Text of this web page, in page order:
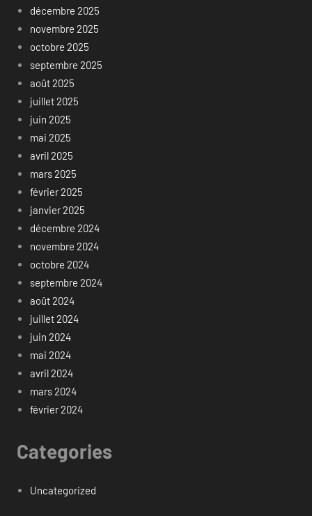
décembre 2025
novembre 2025
octobre 2025
septembre 2025
août 2025
juillet 2025
juin 2025
mai 2025
avril 2025
mars 2025
février 2025
janvier 2025
décembre 2024
novembre 2024
octobre 2024
septembre 2024
août 2024
juillet 2024
juin 2024
mai 2024
avril 2024
mars 2024
février 2024
Categories
Uncategorized